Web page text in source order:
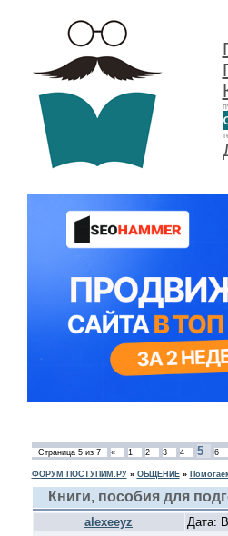
Страница 5из 7 « 1 2 3 4 5 6
ФОРУМ ПОСТУПИМ.РУ» ОБЩЕНИЕ»
Книги, пособия для
alexeeyz
Дата: